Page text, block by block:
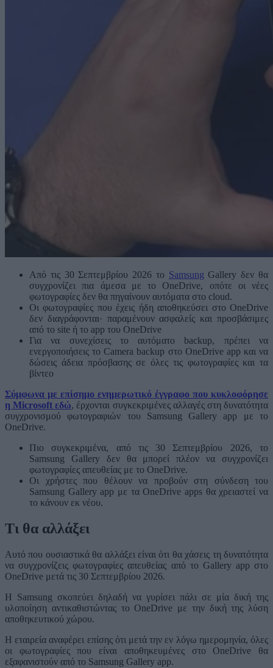
Από τις 30 Σεπτεμβρίου 2026 το SamsungGallery δεν θα
συγχρονίζει πια άμεσα με το OneDrive, οπότε οι νέες
φωτογραφίες δεν θα πηγαίνουν αυτόματα στο cloud.
Οι φωτογραφίες που έχεις ήδη αποθηκεύσει στο OneDrive
δεν διαγράφονται· παραμένουν ασφαλείς και προσβάσιμες
από το site ή το app του OneDrive
Για να συνεχίσεις το αυτόματο backup, πρέπει να
ενεργοποιήσεις το Camera backup στο OneDrive app και να
δώσεις άδεια πρόσβασης σε όλες τις φωτογραφίες και τα
βίντεο
Σύμφωνα με επίσημο ενημερωτικό έγγραφο που κυκλοφόρησε
η Microsoft εδώ, έρχονται συγκεκριμένες αλλαγές στη δυνατότητα
συγχρονισμού φωτογραφιών του Samsung Gallery app με το
OneDrive.
Πιο συγκεκριμένα, από τις 30 Σεπτεμβρίου 2026, το
Samsung Gallery δεν θα μπορεί πλέον να συγχρονίζει
φωτογραφίες απευθείας με το OneDrive.
Οι χρήστες που θέλουν να προβούν στη σύνδεση του
Samsung Gallery app με τα OneDrive apps θα χρειαστεί να
το κάνουν εκ νέου.
Τι θα αλλάξει
Αυτό που ουσιαστικά θα αλλάξει είναι ότι θα χάσεις τη δυνατότητα
να συγχρονίζεις φωτογραφίες απευθείας από το Gallery app στο
OneDrive μετά τις 30 Σεπτεμβρίου 2026.
Η Samsung σκοπεύει δηλαδή να γυρίσει πάλι σε μία δική της
υλοποίηση αντικαθιστώντας το OneDrive με την δική της λύση
αποθηκευτικού χώρου.
Η εταιρεία αναφέρει επίσης ότι μετά την εν λόγω ημερομηνία, όλες
οι φωτογραφίες που είναι αποθηκευμένες στο OneDrive θα
εξαφανιστούν από το Samsung Gallery app.